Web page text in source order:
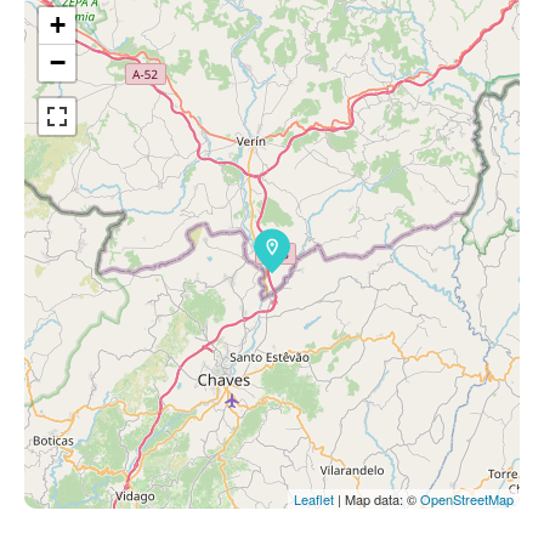
+
−
Leaflet | Map data: ©OpenStreetMap